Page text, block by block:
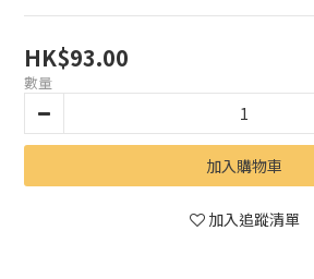
HK$93.00
數量
加入購物車
加入追蹤清單